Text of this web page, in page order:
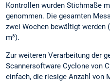
Kontrollen wurden Stichmaße
genommen. Die gesamten
zwei Wochen bewältigt werden
m³).
Zur weiteren Verarbeitung der
Scannersoftware Cyclone von
einfach, die riesige Anzahl von